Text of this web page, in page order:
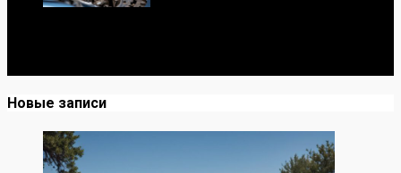
Новые записи